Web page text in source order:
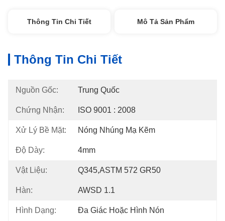
Thông Tin Chi Tiết Mô Tả Sản Phẩm
Thông Tin Chi Tiết
Nguồn Gốc: Trung Quốc
Chứng Nhận: ISO 9001 : 2008
Xử Lý Bề Mặt: Nóng Nhúng Mạ Kẽm
Độ Dày: 4mm
Vật Liệu: Q345,ASTM 572 GR50
Hàn: AWSD 1.1
Hình Dạng: Đa Giác Hoặc Hình Nón